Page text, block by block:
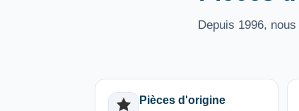
Depuis 1996,
Pièces d'origine